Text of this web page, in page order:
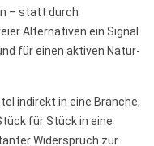
– statt durch
Alternativen ein Signal
für einen aktiven Natur-
indirekt in eine Branche,
für Stück in eine
Widerspruch zur